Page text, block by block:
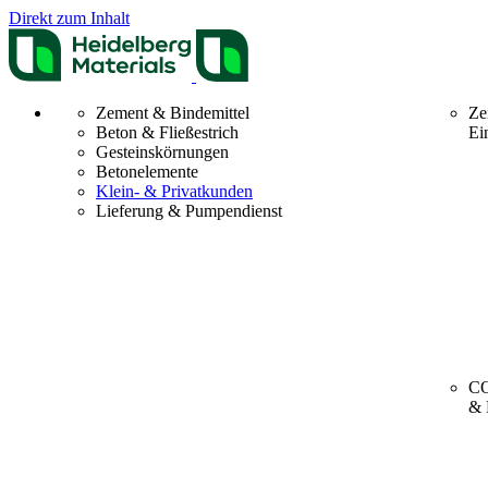
Direkt zum Inhalt
Zement & Bindemittel
Beton & Fließestrich
Gesteinskörnungen
Betonelemente
Klein- & Privatkunden
Lieferung & Pumpendienst
&